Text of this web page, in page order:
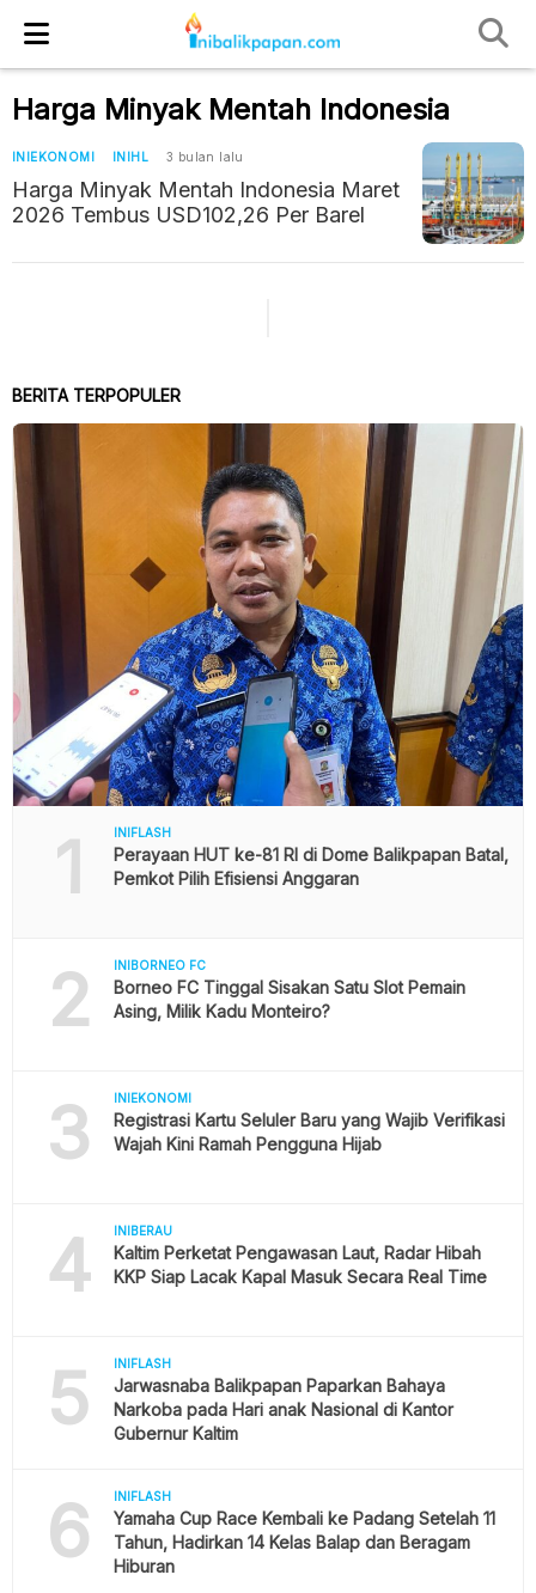
Harga Minyak Mentah Indonesia
INIEKONOMI INIHL 3 bulan lalu
Harga Minyak Mentah Indonesia Maret
2026 Tembus USD102,26 Per Barel
BERITA TERPOPULER
1 INIFLASH
Perayaan HUT ke-81 RI di Dome Balikpapan Batal,
Pemkot Pilih Efisiensi Anggaran
2 INIBORNEO FC
Borneo FC Tinggal Sisakan Satu Slot Pemain
Asing, Milik Kadu Monteiro?
3 INIEKONOMI
Registrasi Kartu Seluler Baru yang Wajib Verifikasi
Wajah Kini Ramah Pengguna Hijab
4 INIBERAU
Kaltim Perketat Pengawasan Laut, Radar Hibah
KKP Siap Lacak Kapal Masuk Secara Real Time
5 INIFLASH
Jarwasnaba Balikpapan Paparkan Bahaya
Narkoba pada Hari anak Nasional di Kantor
Gubernur Kaltim
6 INIFLASH
Yamaha Cup Race Kembali ke Padang Setelah 11
Tahun, Hadirkan 14 Kelas Balap dan Beragam
Hiburan